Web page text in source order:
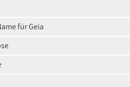
für Geia